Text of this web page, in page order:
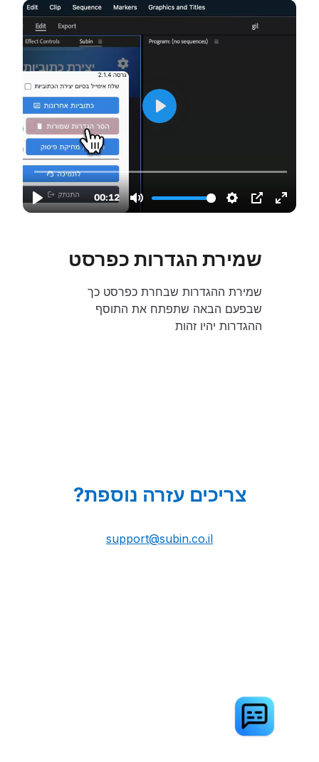
שמירת הגדרות כפרסט
שמירת ההגדרות שבחרת כפרסט כך
שבפעם הבאה שתפתח את התוסף
ההגדרות יהיו זהות
צריכים עזרה נוספת?
support@subin.co.il